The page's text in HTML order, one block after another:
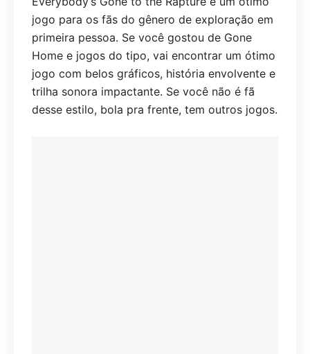
jogo para os fãs do gênero de exploração em
primeira pessoa. Se você gostou de Gone
Home e jogos do tipo, vai encontrar um ótimo
jogo com belos gráficos, história envolvente e
trilha sonora impactante. Se você não é fã
desse estilo, bola pra frente, tem outros jogos.